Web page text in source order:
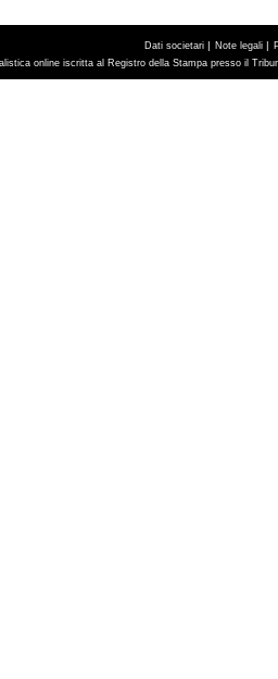
Dati societari | Note legali |
online iscritta al Registro della Stampa presso il